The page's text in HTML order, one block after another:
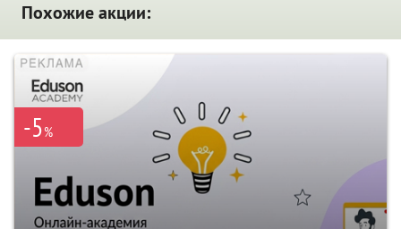
Похожие акции:
-5%